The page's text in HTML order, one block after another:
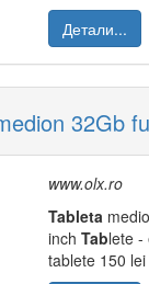
Детали...
32Gb
www.olx.ro
Tableta
inch Tablete -
tablete 150